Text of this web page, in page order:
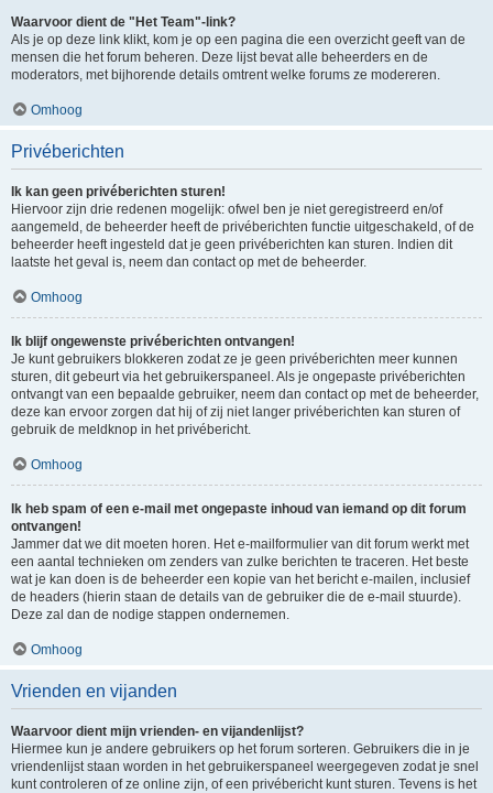
Waarvoor dient de "Het Team"-link?
Als je op deze link klikt, kom je op een pagina die een overzicht geeft van de
mensen die het forum beheren. Deze lijst bevat alle beheerders en de
moderators, met bijhorende details omtrent welke forums ze modereren.
Omhoog
Privéberichten
Ik kan geen privéberichten sturen!
Hiervoor zijn drie redenen mogelijk: ofwel ben je niet geregistreerd en/of
aangemeld, de beheerder heeft de privéberichten functie uitgeschakeld, of de
beheerder heeft ingesteld dat je geen privéberichten kan sturen. Indien dit
laatste het geval is, neem dan contact op met de beheerder.
Omhoog
Ik blijf ongewenste privéberichten ontvangen!
Je kunt gebruikers blokkeren zodat ze je geen privéberichten meer kunnen
sturen, dit gebeurt via het gebruikerspaneel. Als je ongepaste privéberichten
ontvangt van een bepaalde gebruiker, neem dan contact op met de beheerder,
deze kan ervoor zorgen dat hij of zij niet langer privéberichten kan sturen of
gebruik de meldknop in het privébericht.
Omhoog
Ik heb spam of een e-mail met ongepaste inhoud van iemand op dit forum
ontvangen!
Jammer dat we dit moeten horen. Het e-mailformulier van dit forum werkt met
een aantal technieken om zenders van zulke berichten te traceren. Het beste
wat je kan doen is de beheerder een kopie van het bericht e-mailen, inclusief
de headers (hierin staan de details van de gebruiker die de e-mail stuurde).
Deze zal dan de nodige stappen ondernemen.
Omhoog
Vrienden en vijanden
Waarvoor dient mijn vrienden- en vijandenlijst?
Hiermee kun je andere gebruikers op het forum sorteren. Gebruikers die in je
vriendenlijst staan worden in het gebruikerspaneel weergegeven zodat je snel
kunt controleren of ze online zijn, of een privébericht kunt sturen. Tevens is het